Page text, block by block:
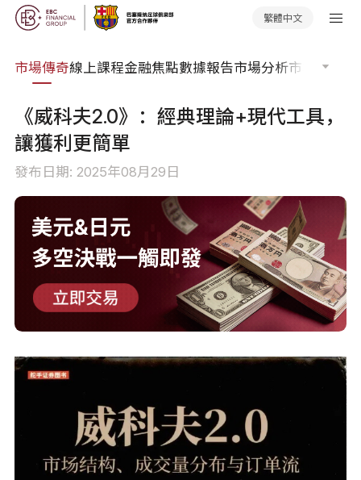
繁體中文
市場傳奇線上課程金融焦點數據報告市場分析市場期刊
《威科夫2.0》：經典理論+現代工具，
讓獲利更簡單
發布日期: 2025年08月29日